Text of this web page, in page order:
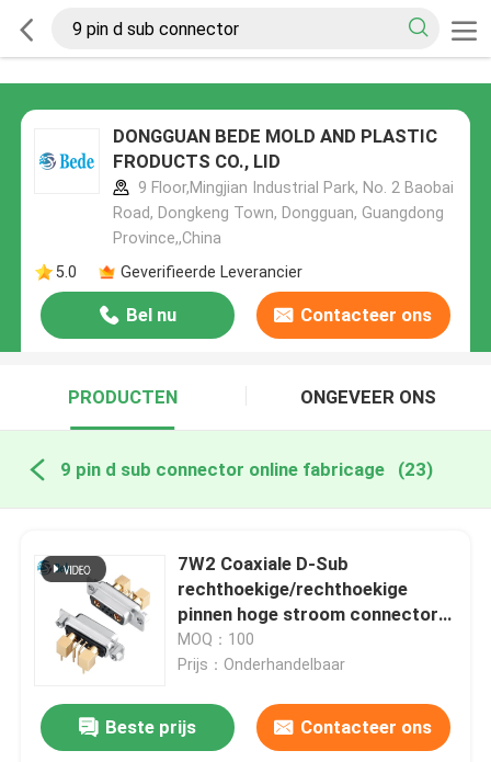
DONGGUAN BEDE MOLD AND PLASTIC
FRODUCTS CO., LID
9 Floor,Mingjian Industrial Park, No. 2 Baobai
Road, Dongkeng Town, Dongguan, Guangdong
Province,,China
5.0
Geverifieerde Leverancier
Bel nu Contacteer ons
PRODUCTEN ONGEVEER ONS
9 pin d sub connector online fabricage (23)
7W2 Coaxiale D-Sub
rechthoekige/rechthoekige
pinnen hoge stroom connector
combo DB
MOQ：100
Prijs：Onderhandelbaar
Beste prijs Contacteer ons